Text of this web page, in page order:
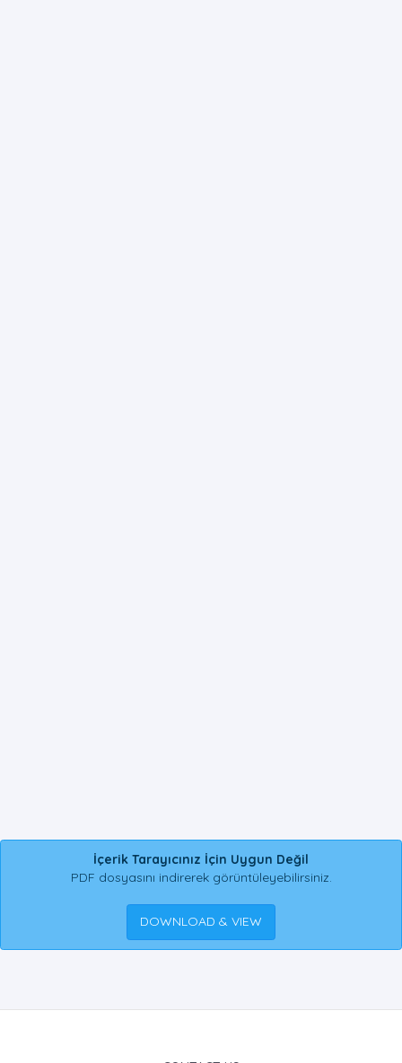
İçerik Tarayıcınız İçin Uygun Değil
PDF dosyasını indirerek görüntüleyebilirsiniz.
DOWNLOAD & VIEW